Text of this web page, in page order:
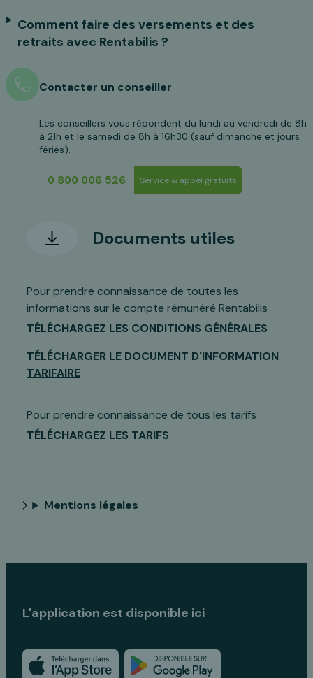
Contacter un conseiller
Les conseillers vous répondent du lundi au vendredi de 8h
à 21h et le samedi de 8h à 16h30 (sauf dimanche et jours
fériés).
0 800 006 526 Service & appel gratuits
Comment faire des versements et des
retraits avec Rentabilis ?
Documents utiles
Pour prendre connaissance de toutes les
informations sur le compte rémunéré Rentabilis
TÉLÉCHARGEZ LES CONDITIONS GÉNÉRALES
TÉLÉCHARGER LE DOCUMENT D'INFORMATION
TARIFAIRE
Pour prendre connaissance de tous les tarifs
TÉLÉCHARGEZ LES TARIFS
Mentions légales
L'application est disponible ici